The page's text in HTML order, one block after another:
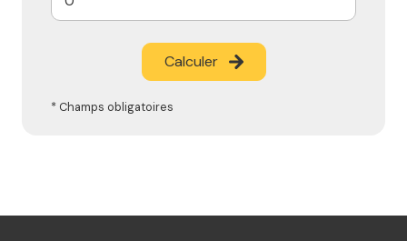
Calculer
* Champs obligatoires